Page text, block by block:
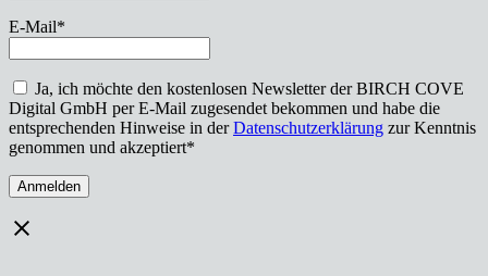
E-Mail*
Ja, ich möchte den kostenlosen Newsletter der BIRCH COVE
Digital GmbH per E-Mail zugesendet bekommen und habe die
entsprechenden Hinweise in derDatenschutzerklärung zur Kenntnis
genommen und akzeptiert*
Anmelden